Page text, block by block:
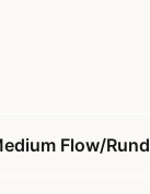
Flow/